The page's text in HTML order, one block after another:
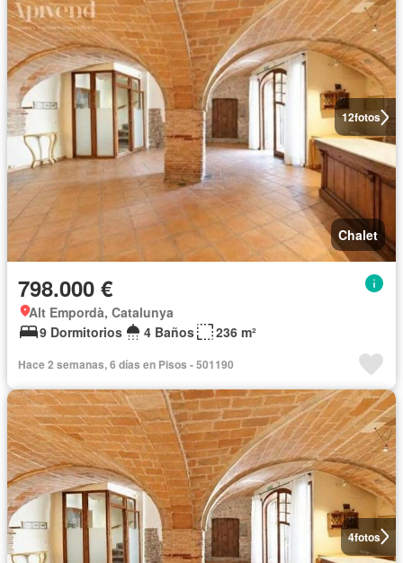
12fotos
Chalet
798.000 €
Alt Empordà, Catalunya
9 Dormitorios
4 Baños 236 m²
Hace 2 semanas, 6 días en Pisos - 501190
4fotos